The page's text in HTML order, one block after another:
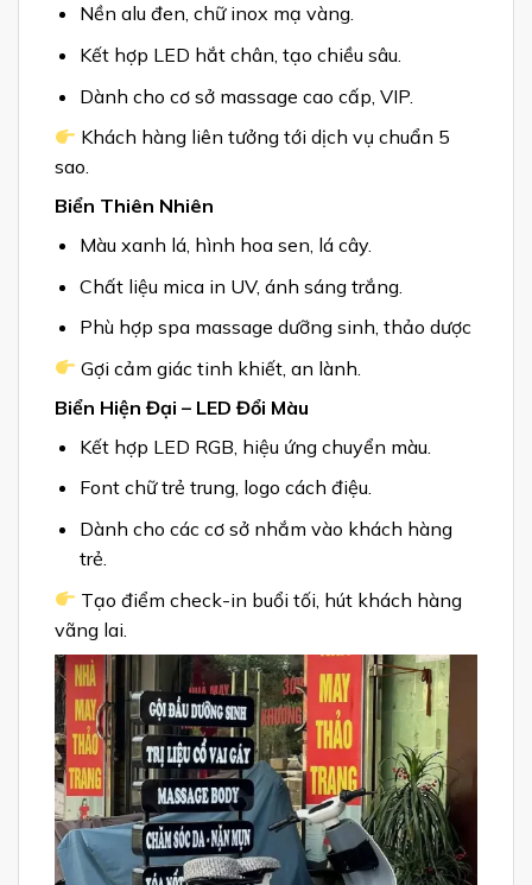
Nền alu đen, chữ inox mạ vàng.
Kết hợp LED hắt chân, tạo chiều sâu.
Dành cho cơ sở massage cao cấp, VIP.
Khách hàng liên tưởng tới dịch vụ chuẩn 5
sao.
Biển Thiên Nhiên
Màu xanh lá, hình hoa sen, lá cây.
Chất liệu mica in UV, ánh sáng trắng.
Phù hợp spa massage dưỡng sinh, thảo dược
Gợi cảm giác tinh khiết, an lành.
Biển Hiện Đại – LED Đổi Màu
Kết hợp LED RGB, hiệu ứng chuyển màu.
Font chữ trẻ trung, logo cách điệu.
Dành cho các cơ sở nhắm vào khách hàng
trẻ.
Tạo điểm check-in buổi tối, hút khách hàng
vãng lai.